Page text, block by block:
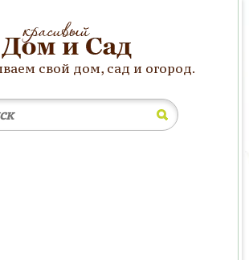
свой дом, сад и огород.